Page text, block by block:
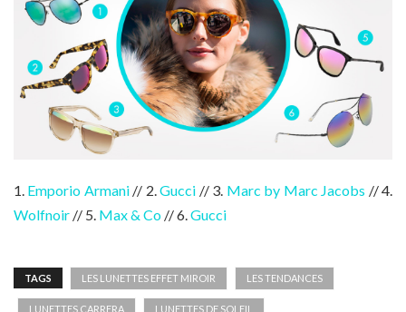
1. Emporio Armani// 2.Gucci // 3. Marc by Marc Jacobs // 4.
Wolfnoir // 5. Max & Co // 6.Gucci
TAGS LES LUNETTES EFFET MIROIR LES TENDANCES
LUNETTES CARRERA LUNETTES DE SOLEIL